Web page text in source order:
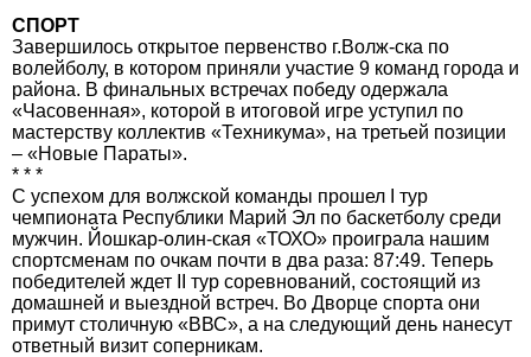
СПОРТ
Завершилось открытое первенство г.Волж-ска по
волейболу, в котором приняли участие 9 команд города и
района. В финальных встречах победу одержала
«Часовенная», которой в итоговой игре уступил по
мастерству коллектив «Техникума», на третьей позиции
– «Новые Параты».
* * *
С успехом для волжской команды прошел I тур
чемпионата Республики Марий Эл по баскетболу среди
мужчин. Йошкар-олин-ская «ТОХО» проиграла нашим
спортсменам по очкам почти в два раза: 87:49. Теперь
победителей ждет II тур соревнований, состоящий из
домашней и выездной встреч. Во Дворце спорта они
примут столичную «ВВС», а на следующий день нанесут
ответный визит соперникам.